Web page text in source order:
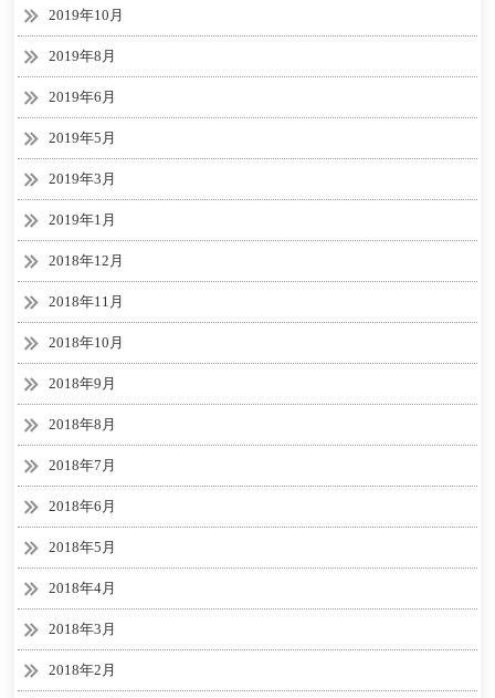
2019年10月
2019年8月
2019年6月
2019年5月
2019年3月
2019年1月
2018年12月
2018年11月
2018年10月
2018年9月
2018年8月
2018年7月
2018年6月
2018年5月
2018年4月
2018年3月
2018年2月